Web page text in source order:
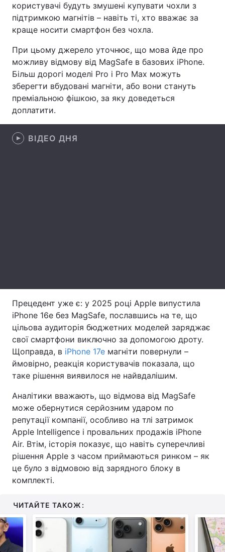
Цікавинки Погода
Екологія Регіони
Лонгріди
Відео з Youtube Статті
користувачі будуть змушені купувати чохли з
підтримкою магнітів – навіть ті, хто вважає за
краще носити смартфон без чохла.
При цьому джерело уточнює, що мова йде про
можливу відмову від MagSafe в базових iPhone.
Більш дорогі моделі Pro і Pro Max можуть
зберегти вбудовані магніти, або вони стануть
преміальною фішкою, за яку доведеться
доплатити.
ВІДЕО ДНЯ
Прецедент уже є: у 2025 році Apple випустила
iPhone 16e без MagSafe, пославшись на те, що
цільова аудиторія бюджетних моделей заряджає
свої смартфони виключно за допомогою дроту.
Щоправда, в iPhone 17e магніти повернули –
ймовірно, реакція користувачів показала, що
таке рішення виявилося не найвдалішим.
Аналітики вважають, що відмова від MagSafe
може обернутися серйозним ударом по
репутації компанії, особливо на тлі затримок
Apple Intelligence і провальних продажів iPhone
Air. Втім, історія показує, що навіть суперечливі
рішення Apple з часом приймаються ринком – як
це було з відмовою від зарядного блоку в
комплекті.
ЧИТАЙТЕ ТАКОЖ: